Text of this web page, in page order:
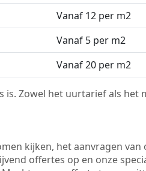
Vanaf 12 per m2
Vanaf 5 per m2
Vanaf 20 per m2
Zowel het uurtarief als het
kijken, het aanvragen
offertes op en onze